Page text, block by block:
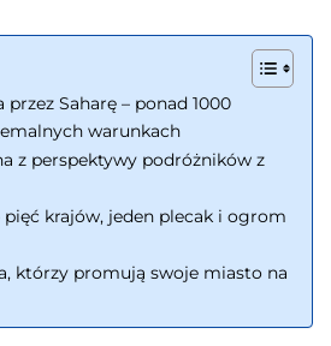
Saharę – ponad 1000
warunkach
z perspektywy podróżników z
krajów, jeden plecak i ogrom
którzy promują swoje miasto na